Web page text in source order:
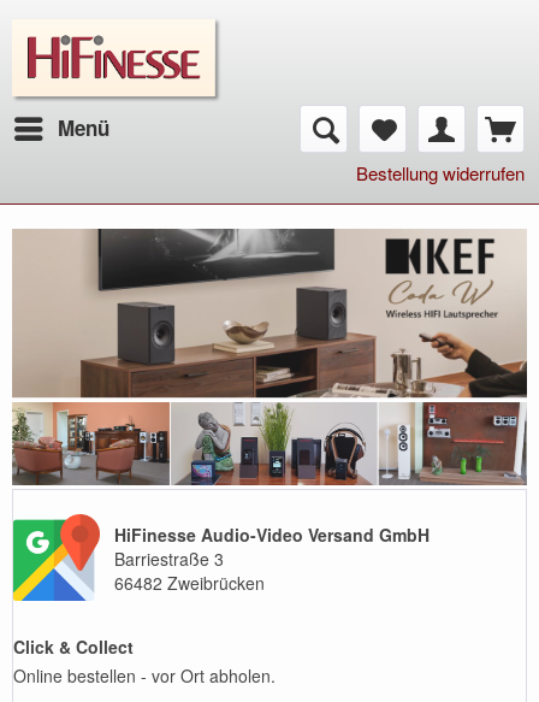
Menü
Bestellung widerrufen
HiFinesse Audio-Video Versand GmbH
Barriestraße 3
66482 Zweibrücken
Click & Collect
Online bestellen - vor Ort abholen.